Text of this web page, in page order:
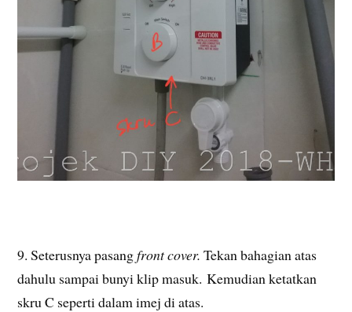
9. Seterusnya pasangfront cover.Tekan bahagian atas
dahulu sampai bunyi klip masuk. Kemudian ketatkan
skru C seperti dalam imej di atas.